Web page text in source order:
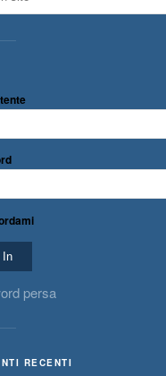
persa
RECENTI